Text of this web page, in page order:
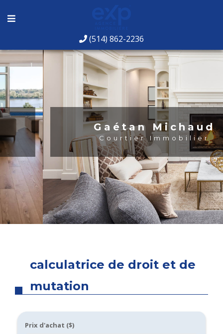
(514) 862-2236
Gaétan Michaud
Courtier Immobilier
calculatrice de droit et de
mutation
Prix d'achat ($)